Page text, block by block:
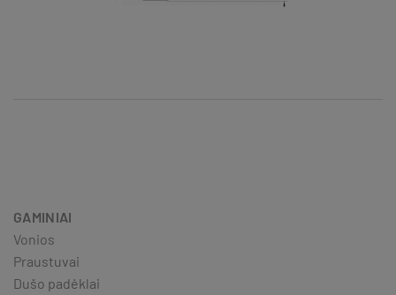
GAMINIAI
Vonios
Praustuvai
Dušo padėklai